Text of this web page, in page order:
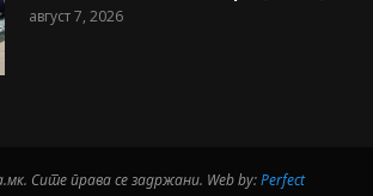
август 7, 2026
Сите права се задржани. Web by:Perfect